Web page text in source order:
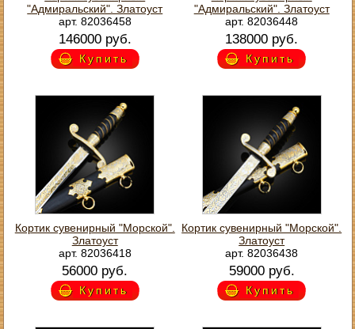
"Адмиральский". Златоуст
арт. 82036458
146000 руб.
Купить
"Адмиральский". Златоуст
арт. 82036448
138000 руб.
Купить
Кортик сувенирный "Морской".
Златоуст
арт. 82036418
56000 руб.
Купить
Кортик сувенирный "Морской".
Златоуст
арт. 82036438
59000 руб.
Купить